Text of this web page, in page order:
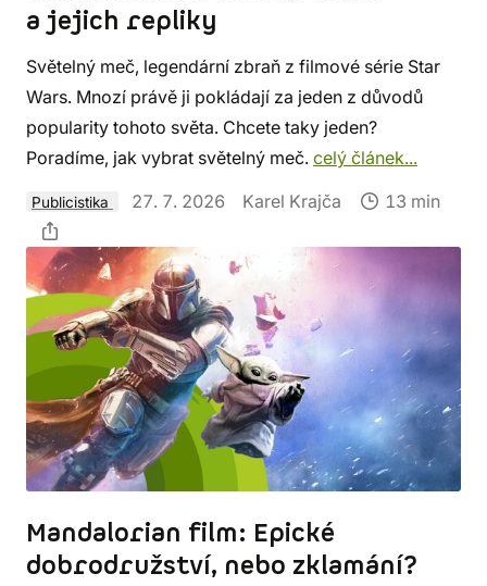
a jejich repliky
Světelný meč, legendární zbraň z filmové série Star
Wars. Mnozí právě ji pokládají za jeden z důvodů
popularity tohoto světa. Chcete taky jeden?
Poradíme, jak vybrat světelný meč. celý článek...
Publicistika 27. 7. 2026 Karel Krajča 13 min
Mandalorian film: Epické
dobrodružství, nebo zklamání?